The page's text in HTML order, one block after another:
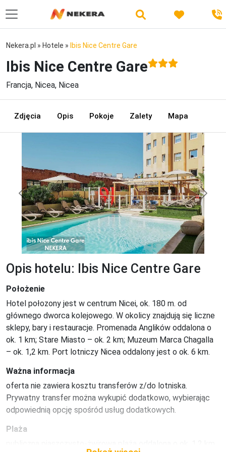
Nekera.pl » Hotele » Ibis Nice Centre Gare
Ibis Nice Centre Gare
Francja, Nicea, Nicea
Zdjęcia Opis Pokoje Zalety Mapa
Previous Next
Opis hotelu: Ibis Nice Centre Gare
Położenie
Hotel połozony jest w centrum Nicei, ok. 180 m. od
głównego dworca kolejowego. W okolicy znajdują się liczne
sklepy, bary i restauracje. Promenada Anglików oddalona o
ok. 1 km; Stare Miasto – ok. 2 km; Muzeum Marca Chagalla
– ok. 1,2 km. Port lotniczy Nicea oddalony jest o ok. 6 km.
Ważna informacja
oferta nie zawiera kosztu transferów z/do lotniska.
Prywatny transfer można wykupić dodatkowo, wybierając
odpowiednią opcję spośród usług dodatkowych.
Plaża